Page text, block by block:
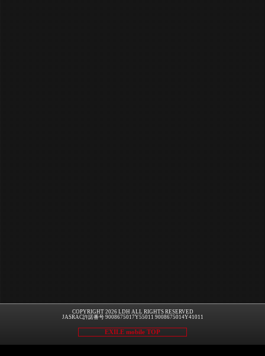
COPYRIGHT 2026 LDH ALL RIGHTS RESERVED
JASRAC許諾番号 9008675017Y55011 9008675014Y41011
EXILE mobile TOP